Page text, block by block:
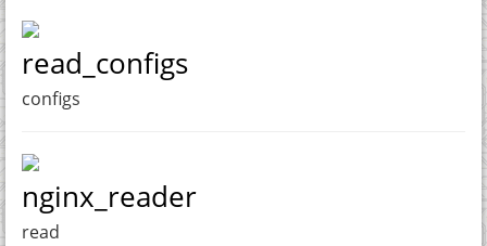
read_configs
configs
nginx_reader
read